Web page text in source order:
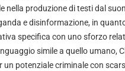
nella produzione di testi dal
e disinformazione, in
specifica con uno sforzo
simile a quello umano,
un potenziale criminale con